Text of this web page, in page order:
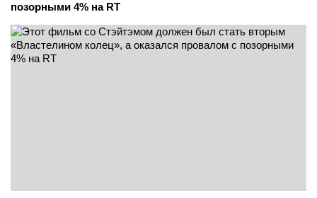
позорными 4% на RT